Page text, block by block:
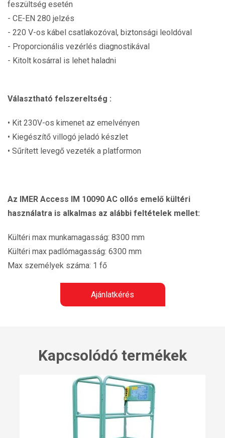
feszültség esetén
- CE-EN 280 jelzés
- 220 V-os kábel csatlakozóval, biztonsági leoldóval
- Proporcionális vezérlés diagnostikával
- Kitolt kosárral is lehet haladni
Választható felszereltség :
• Kit 230V-os kimenet az emelvényen
• Kiegészítő villogó jeladó készlet
• Sűrített levegő vezeték a platformon
Az IMER Access IM 10090 AC ollós emelő kültéri
használatra is alkalmas az alábbi feltételek mellet:
Kültéri max munkamagasság: 8300 mm
Kültéri max padlómagasság: 6300 mm
Max személyek száma: 1 fő
Ajánlatkérés
Kapcsolódó termékek